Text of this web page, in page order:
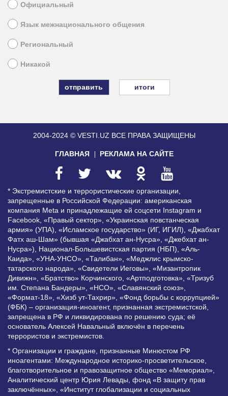
Официальный
Язык межнационального общения
Региональный
Никакой
итоги
2004-2024 © VESTI.UZ ВСЕ ПРАВА ЗАЩИЩЕНЫ
ГЛАВНАЯ РЕКЛАМА НА САЙТЕ
* Экстремистские и террористические организации,
запрещенные в Российской Федерации: американская
компания Meta и принадлежащие ей соцсети Instagram и
Facebook, «Правый сектор», «Украинская повстанческая
армия» (УПА), «Исламское государство» (ИГ, ИГИЛ), «Джабхат
Фатх аш-Шам» (бывшая «Джабхат ан-Нусра», «Джебхат ан-
Нусра»), Национал-Большевистская партия (НБП), «Аль-
Каида», «УНА-УНСО», «Талибан», «Меджлис крымско-
татарского народа», «Свидетели Иеговы», «Мизантропик
Дивижн», «Братство» Корчинского, «Артподготовка», «Тризуб
им. Степана Бандеры», «НСО», «Славянский союз»,
«Формат-18», «Хизб ут-Тахрир», «Фонд борьбы с коррупцией»
(ФБК) – организация-иноагент, признанная экстремистской,
запрещена в РФ и ликвидирована по решению суда; её
основатель Алексей Навальный включён в перечень
террористов и экстремистов.
* Организации и граждане, признанные Минюстом РФ
иноагентами: Международное историко-просветительское,
благотворительное и правозащитное общество «Мемориал»,
Аналитический центр Юрия Левады, фонд «В защиту прав
заключённых», «Институт глобализации и социальных